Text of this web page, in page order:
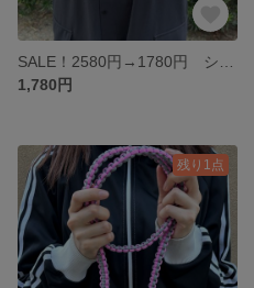
1,780円
残り1点